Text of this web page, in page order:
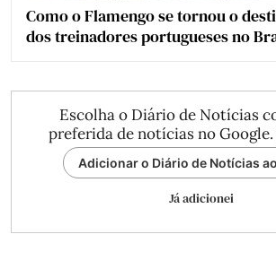
Como o Flamengo se tornou o
dos treinadores portugueses no
Escolha o Diário de Notícias
preferida de notícias no Google.
Adicionar o Diário de Notícias
Já adicionei